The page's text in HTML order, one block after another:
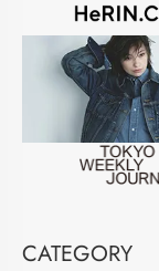
CATEGORY